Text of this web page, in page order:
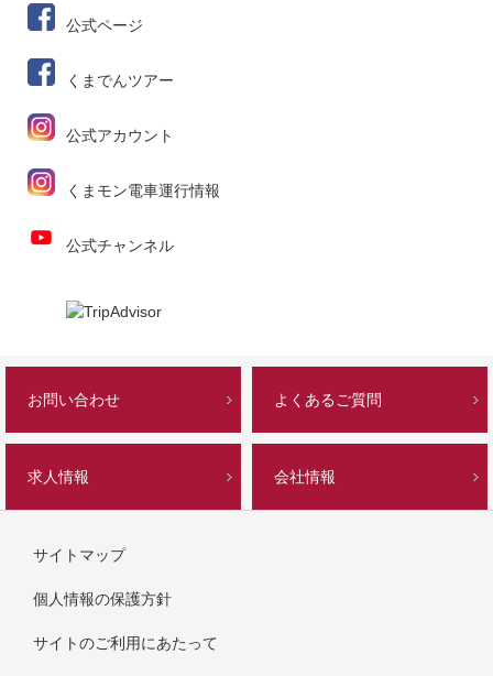
公式ページ
くまでんツアー
公式アカウント
くまモン電車運行情報
公式チャンネル
お問い合わせ よくあるご質問
求人情報 会社情報
サイトマップ
個人情報の保護方針
サイトのご利用にあたって